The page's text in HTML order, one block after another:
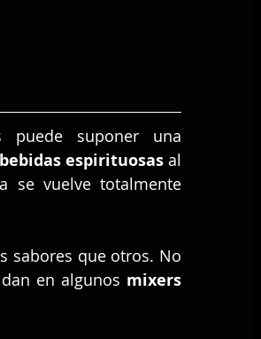
puede suponer una
bebidas espirituosas al
se vuelve totalmente
sabores que otros. No
en algunos